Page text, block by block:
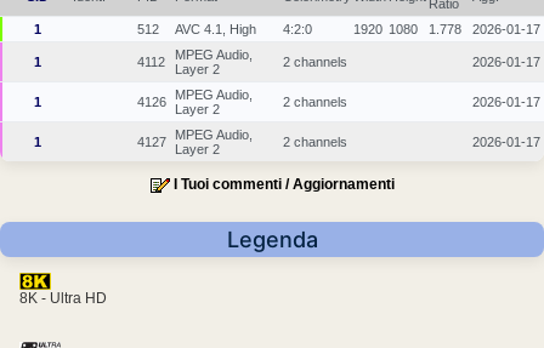
Ratio
1 512 AVC 4.1, High 4:2:0 1920 1080 1.778 2026-01-17
1 4112
MPEG Audio,
Layer 2
2 channels 2026-01-17
1 4126
MPEG Audio,
Layer 2
2 channels 2026-01-17
1 4127
MPEG Audio,
Layer 2
2 channels 2026-01-17
I Tuoi commenti / Aggiornamenti
Legenda
8K - Ultra HD